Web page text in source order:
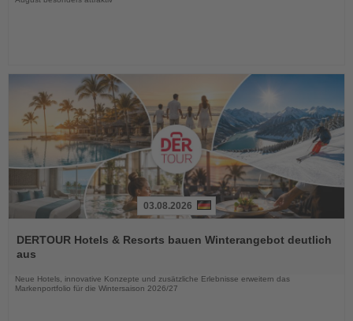
Sie
die
03.08.2026
DERTOUR Hotels & Resorts bauen Winterangebot deutlich
aus
Neue Hotels, innovative Konzepte und zusätzliche Erlebnisse erweitern das
Markenportfolio für die Wintersaison 2026/27